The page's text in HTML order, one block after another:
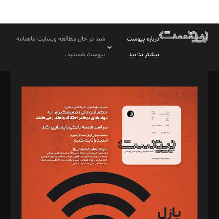
درباره پیوست
بیشتر بدانید
شما در حال مطالعه وبسایت ماهنامه
پیوست هستید.
مدیر مسئول: محمدباقر اثنی‌عشری
سردبیر: مهرک محمودی
دبیر تحریریه: میثم قاسمی
د‌بیر ناداستان: سمانه سمیع
د‌بیر خدمت و تجارت: ابوالفضل رجبی
د‌بیر حقوق فناوری: حسام‌الدین ایپکچی
د‌بیر پیوست جهان: مینا پاکدل
د‌بیر تحریریه آنلاین: بابک نقاش
تحریریه‌: مجتبی محمود‌ی، آرش برهمند، یسنا امان‌پور، سروش کرمیان،
مصطفی مسجدی آرانی، ابوالفضل رجبی، زهرا فکرانه، فائزه فتحی